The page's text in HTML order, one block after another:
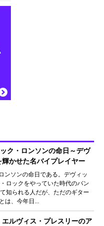
ク・ロンソンの命日～デヴ
輝かせた名バイプレイヤー
ンソンの命日である。デヴィッ
ロックをやっていた時代のバン
知られる人だが、ただのギター
は、今年日...
ルヴィス・プレスリーのア